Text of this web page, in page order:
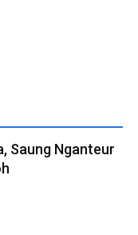
Saung Nganteur